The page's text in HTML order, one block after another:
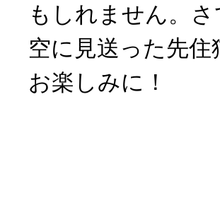
もしれません。
空に見送った先
お楽しみに！